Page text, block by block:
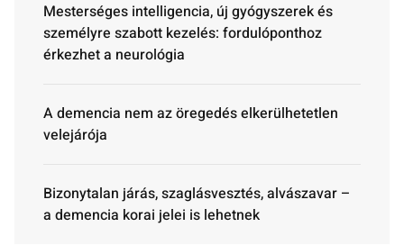
Mesterséges intelligencia, új gyógyszerek és
személyre szabott kezelés: fordulóponthoz
érkezhet a neurológia
A demencia nem az öregedés elkerülhetetlen
velejárója
Bizonytalan járás, szaglásvesztés, alvászavar –
a demencia korai jelei is lehetnek